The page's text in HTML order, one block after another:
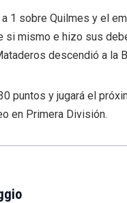
1 sobre Quilmes y el
si mismo e hizo sus
descendió a la
puntos y jugará el
en Primera División.